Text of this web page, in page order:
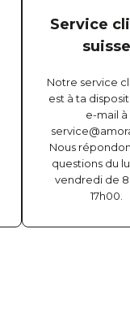
Service
suisse
Notre service
est à ta
e-mail à
Nous
questions du
vendredi de
17h00.